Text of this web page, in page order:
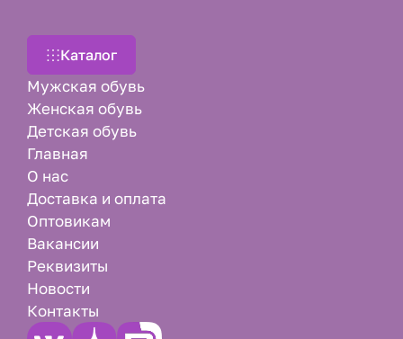
Каталог
Мужская обувь
Женская обувь
Детская обувь
Главная
О нас
Доставка и оплата
Оптовикам
Вакансии
Реквизиты
Новости
Контакты